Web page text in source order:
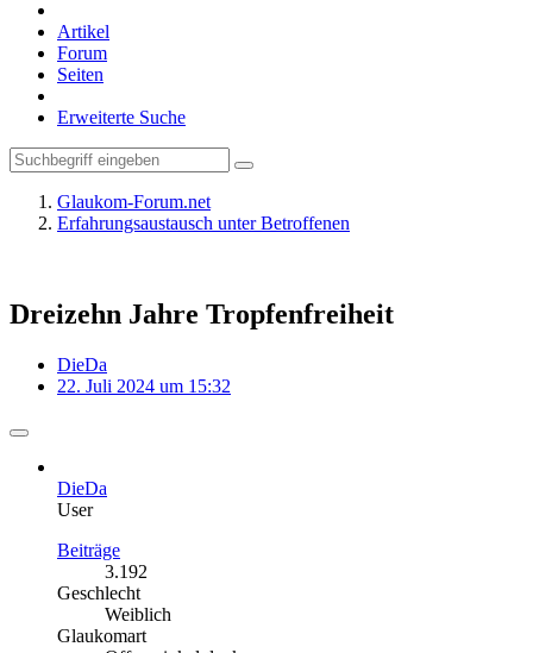
Artikel
Forum
Seiten
Erweiterte Suche
Glaukom-Forum.net
Erfahrungsaustausch unter Betroffenen
Dreizehn Jahre Tropfenfreiheit
DieDa
22. Juli 2024 um 15:32
DieDa
User
Beiträge
3.192
Geschlecht
Weiblich
Glaukomart